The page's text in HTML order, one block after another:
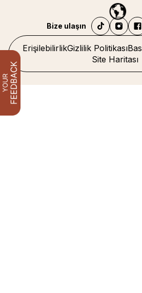
ErişilebilirlikGizlilik Politikası
Site Haritası
Bize ulaşın